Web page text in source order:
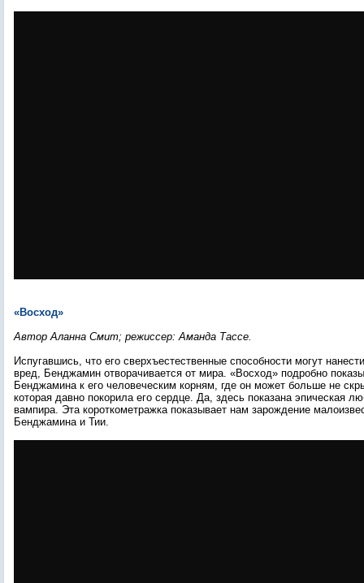
«Восход»
Автор Аланна Смит; режиссер: Аманда Тассе.
Испугавшись, что его сверхъестественные способности могут
вред, Бенджамин отворачивается от мира. «Восход» подробно
Бенджамина к его человеческим корням, где он может больше не
которая давно покорила его сердце. Да, здесь показана эпическая
вампира. Эта короткометражка показывает нам зарождение
Бенджамина и Тии.